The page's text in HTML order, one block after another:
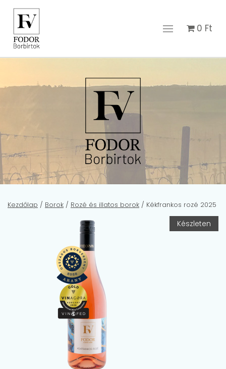
0 Ft
Kezdőlap / Borok / Rozé és illatos borok / Kékfrankos rozé 2025
Készleten